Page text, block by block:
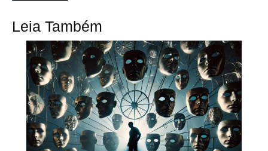
Leia Também